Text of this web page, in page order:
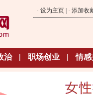
· 设为主页 | · 添加收
治 | 职场创业 | 情